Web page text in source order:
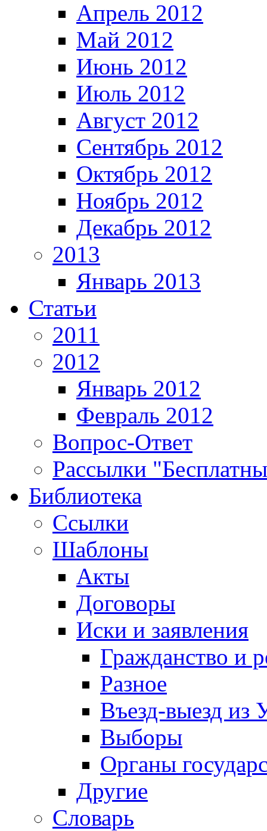
Апрель 2012
Май 2012
Июнь 2012
Июль 2012
Август 2012
Сентябрь 2012
Октябрь 2012
Ноябрь 2012
Декабрь 2012
2013
Январь 2013
Статьи
2011
2012
Январь 2012
Февраль 2012
Вопрос-Ответ
Рассылки
Библиотека
Ссылки
Шаблоны
Акты
Договоры
Иски и заявления
Гражданство и
Разное
Въезд-выезд из
Выборы
Органы
Другие
Словарь